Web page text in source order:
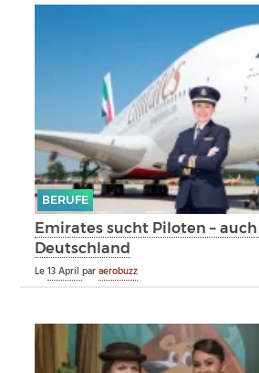
BERUFE
Emirates sucht Piloten –
Deutschland
Le13 Aprilparaerobuzz